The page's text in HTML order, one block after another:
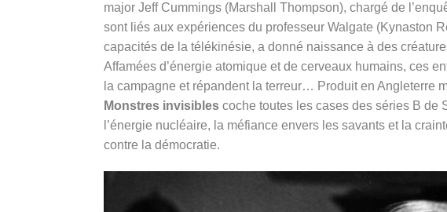
major Jeff Cummings (Marshall Thompson), chargé de
sont liés aux expériences du professeur Walgate (Kynaston
capacités de la télékinésie, a donné naissance à des
Affamées d’énergie atomique et de cerveaux humains, ces
la campagne et répandent la terreur… Produit en Angleterre
Monstres invisibles coche toutes les cases des séries B de
l’énergie nucléaire, la méfiance envers les savants et la
contre la démocratie.